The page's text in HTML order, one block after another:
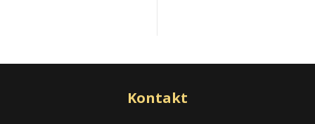
Kontakt